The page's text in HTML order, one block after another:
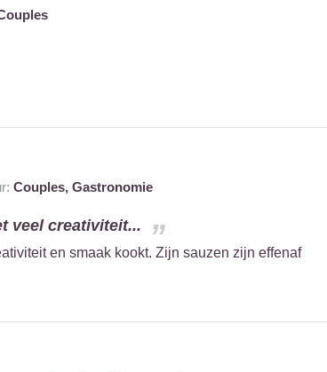
Couples, Gastronomie
veel creativiteit...
en smaak kookt. Zijn sauzen zijn effenaf